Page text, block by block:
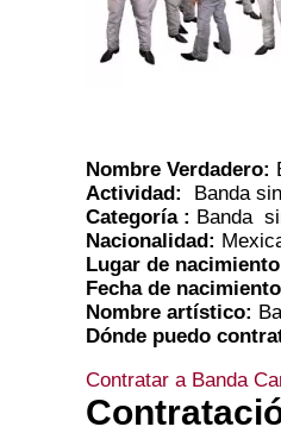
Nombre Verdadero:
Actividad: Banda
Categoría : Banda
Nacionalidad:
Lugar de
Fecha de
Nombre artístico:
Dónde puedo
Contratar a Banda